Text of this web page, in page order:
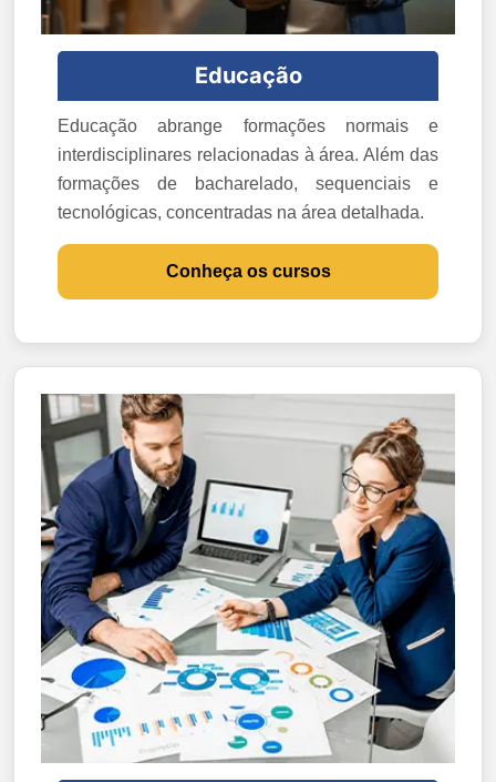
Educação
Educação abrange formações normais e
interdisciplinares relacionadas à área. Além das
formações de bacharelado, sequenciais e
tecnológicas, concentradas na área detalhada.
Conheça os cursos